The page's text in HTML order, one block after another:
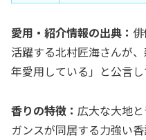
愛用・紹介情報の出典：
活躍する北村匠海さんが
年愛用している」と公言し
香りの特徴： 広大な大地
ガンスが同居する力強い